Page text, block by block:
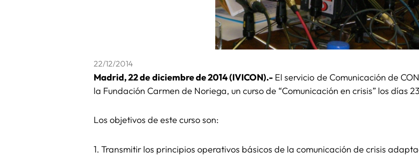
22/12/2014
Madrid, 22 de diciembre de 2014 (IVICON).- El servicio de Comunicación de
la Fundación Carmen de Noriega, un curso de “Comunicación en crisis” los días
Los objetivos de este curso son:
1. Transmitir los principios operativos básicos de la comunicación de crisis